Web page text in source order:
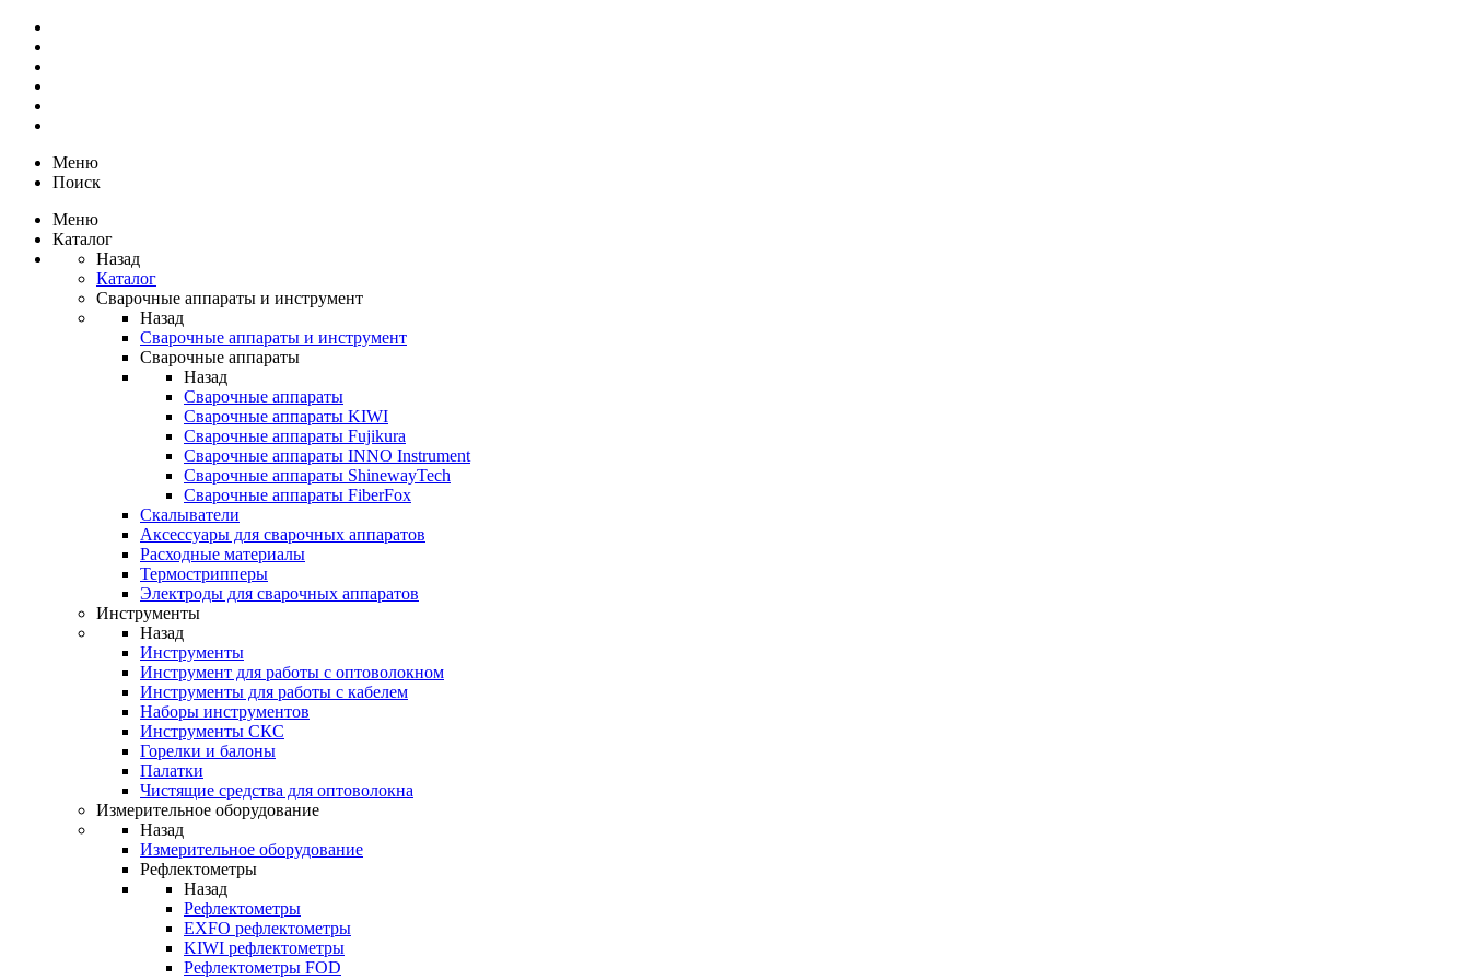
Меню
Поиск
Меню
Каталог
Назад
Каталог
Сварочные аппараты и инструмент
Назад
Сварочные аппараты и инструмент
Сварочные аппараты
Назад
Сварочные аппараты
Сварочные аппараты KIWI
Сварочные аппараты Fujikura
Сварочные аппараты INNO Instrument
Сварочные аппараты ShinewayTech
Cварочные аппараты FiberFox
Скалыватели
Аксессуары для сварочных аппаратов
Расходные материалы
Термострипперы
Электроды для сварочных аппаратов
Инструменты
Назад
Инструменты
Инструмент для работы с оптоволокном
Инструменты для работы с кабелем
Наборы инструментов
Инструменты СКС
Горелки и балоны
Палатки
Чистящие средства для оптоволокна
Измерительное оборудование
Назад
Измерительное оборудование
Рефлектометры
Назад
Рефлектометры
EXFO рефлектометры
KIWI рефлектометры
Рефлектометры FOD